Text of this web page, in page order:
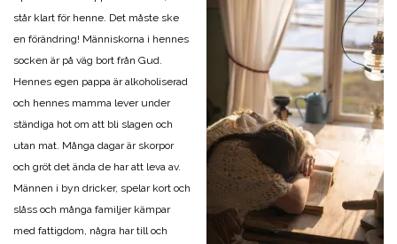
står klart för henne. Det måste ske
en förändring! Människorna i hennes
socken är på väg bort från Gud.
Hennes egen pappa är alkoholiserad
och hennes mamma lever under
ständiga hot om att bli slagen och
utan mat. Många dagar är skorpor
och gröt det ända de har att leva av.
Männen i byn dricker, spelar kort och
slåss och många familjer kämpar
med fattigdom, några har till och